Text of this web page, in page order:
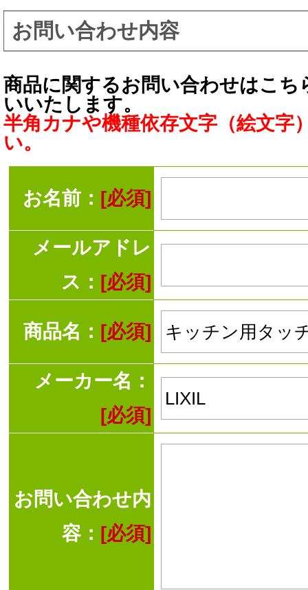
お問い合わせ内容
商品に関するお問い合わせはこ
いいたします。
半角カナや機種依存文字（絵文字
い。
お名前： [必須]
メールアドレ
ス： [必須]
商品名： [必須]
メーカー名：
[必須]
お問い合わせ内
容： [必須]